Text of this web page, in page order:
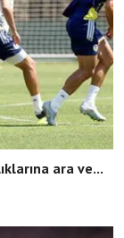
ara ve...